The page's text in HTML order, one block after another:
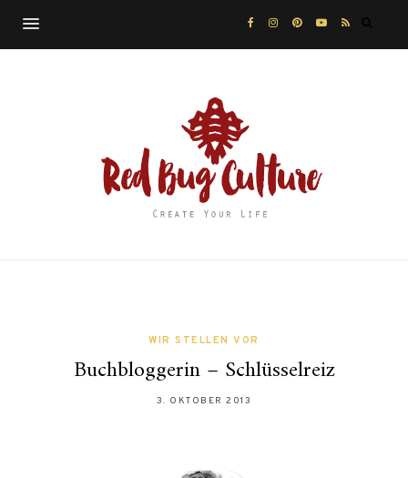
WIR STELLEN VOR
Buchbloggerin – Schlüsselreiz
3. OKTOBER 2013